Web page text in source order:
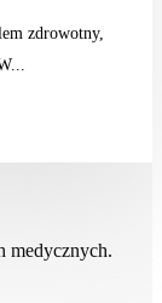
zdrowotny,
medycznych.